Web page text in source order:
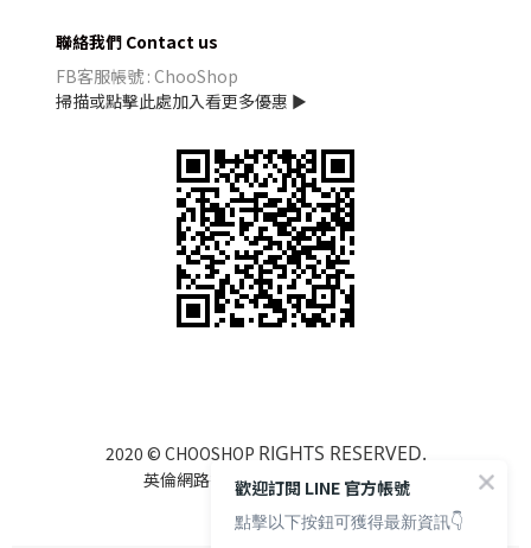
聯絡我們 Contact us
FB客服帳號 : ChooShop
掃描或點擊此處加入看更多優惠 ►
2020 © CHOOSHOP RIGHTS RESERVED.
英倫網路行銷有限公司 85122525
歡迎訂閱 LINE 官方帳號
點擊以下按鈕可獲得最新資訊👇